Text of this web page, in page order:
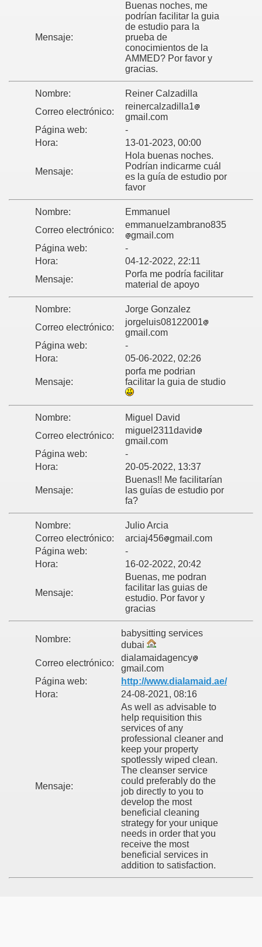
Mensaje:
Buenas noches, me
podrían facilitar la guia
de estudio para la
prueba de
conocimientos de la
AMMED? Por favor y
gracias.
Nombre:
Reiner Calzadilla
Correo electrónico:
reinercalzadilla1
gmail.com
Página web:
-
Hora:
13-01-2023, 00:00
Mensaje:
Hola buenas noches.
Podrían indicarme cuál
es la guía de estudio por
favor
Nombre:
Emmanuel
Correo electrónico:
emmanuelzambrano835
gmail.com
Página web:
-
Hora:
04-12-2022, 22:11
Mensaje:
Porfa me podría facilitar
material de apoyo
Nombre:
Jorge Gonzalez
Correo electrónico:
jorgeluis08122001
gmail.com
Página web:
-
Hora:
05-06-2022, 02:26
Mensaje:
porfa me podrian
facilitar la guia de studio
Nombre:
Miguel David
Correo electrónico:
miguel2311david
gmail.com
Página web:
-
Hora:
20-05-2022, 13:37
Mensaje:
Buenas!! Me facilitarían
las guías de estudio por
fa?
Nombre:
Julio Arcia
Correo electrónico:
arciaj456 gmail.com
Página web:
-
Hora:
16-02-2022, 20:42
Mensaje:
Buenas, me podran
facilitar las guias de
estudio. Por favor y
gracias
Nombre:
babysitting services
dubai
Correo electrónico:
dialamaidagency
gmail.com
Página web:
http://www.dialamaid.ae/
Hora:
24-08-2021, 08:16
Mensaje:
As well as advisable to
help requisition this
services of any
professional cleaner and
keep your property
spotlessly wiped clean.
The cleanser service
could preferably do the
job directly to you to
develop the most
beneficial cleaning
strategy for your unique
needs in order that you
receive the most
beneficial services in
addition to satisfaction.